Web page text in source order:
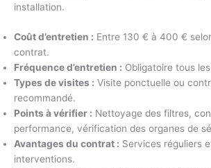
installation.
Coût d’entretien : Entre 130 € à 400 €
contrat.
Fréquence d’entretien : Obligatoire tous
Types de visites : Visite ponctuelle ou
recommandé.
Points à vérifier : Nettoyage des filtres,
performance, vérification des organes de
Avantages du contrat : Services réguliers
interventions.